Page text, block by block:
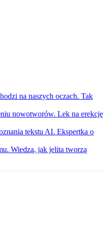
na naszych oczach. Tak
nowotworów. Lek na erekcję
tekstu AI. Ekspertka o
Wiedzą, jak jelita tworzą